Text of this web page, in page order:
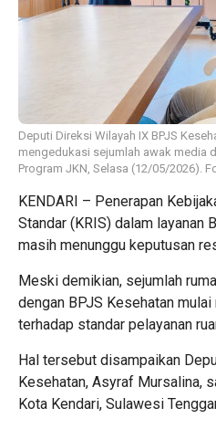
Deputi Direksi Wilayah IX BPJS
mengedukasi sejumlah awak media
Program JKN, Selasa (12/05/2026).
KENDARI – Penerapan
Standar (KRIS) dalam layanan
masih menunggu keputusan
Meski demikian, sejumlah
dengan BPJS Kesehatan
terhadap standar pelayanan
Hal tersebut disampaikan
Kesehatan, Asyraf Mursalina,
Kota Kendari, Sulawesi